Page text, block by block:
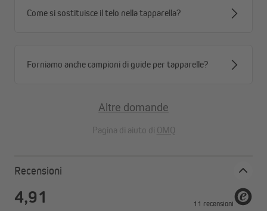
Come si sostituisce il telo nella tapparella?
Forniamo anche campioni di guide per tapparelle?
Altre domande
Pagina di aiuto di OMQ
Recensioni